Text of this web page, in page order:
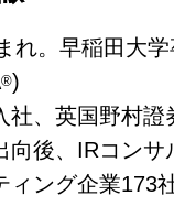
れ。早稲田大
®)
社、英国野村
向後、IRコン
ィング企業173